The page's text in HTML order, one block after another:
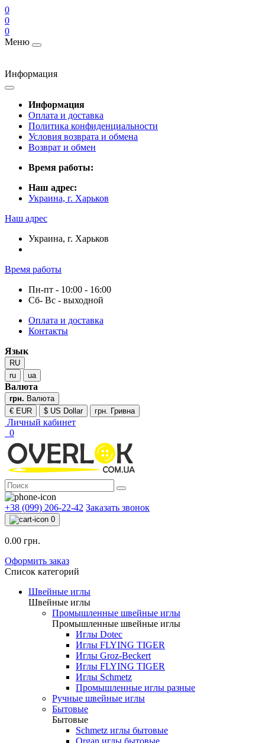
0
0
0
Меню
Информация
Информация
Оплата и доставка
Политика конфиденциальности
Условия возврата и обмена
Возврат и обмен
Время работы:
Наш адрес:
Украина, г. Харьков
Наш адрес
Украина, г. Харьков
Время работы
Пн-пт - 10:00 - 16:00
Сб- Вс - выходной
Оплата и доставка
Контакты
Язык
RU
ru
ua
Валюта
грн. Валюта
€ EUR
$ US Dollar грн. Гривна
Личный кабинет
0
+38 (099) 206-22-42 Заказать звонок
0
0.00 грн.
Оформить заказ
Список категорий
Швейные иглы
Швейные иглы
Промышленные швейные иглы
Промышленные швейные иглы
Иглы Dotec
Иглы FLYING TIGER
Иглы Groz-Beckert
Иглы FLYING TIGER
Иглы Schmetz
Промышленные иглы разные
Ручные швейные иглы
Бытовые
Бытовые
Schmetz иглы бытовые
Organ иглы бытовые